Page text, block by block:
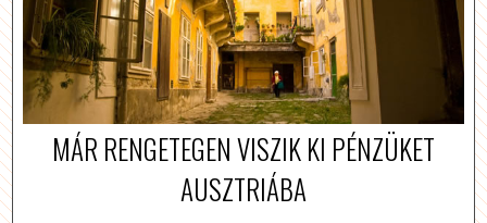
MÁR RENGETEGEN VISZIK KI PÉNZÜKET
AUSZTRIÁBA